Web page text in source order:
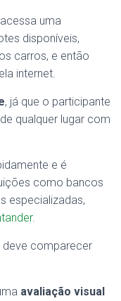
uma
disponíveis,
carros, e então
internet.
, já que o participante
qualquer lugar com
e é
como bancos
especializadas,
.
deve comparecer
avaliação visual